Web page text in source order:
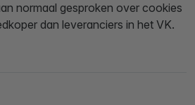
normaal gesproken over cookies
dan leveranciers in het VK.